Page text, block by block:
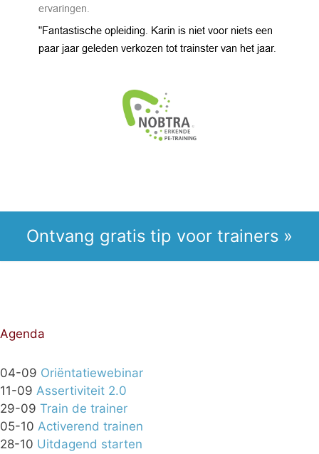
Ontvang gratis tip voor trainers »
Agenda
04-09 Oriëntatiewebinar
11-09 Assertiviteit 2.0
29-09 Train de trainer
05-10 Activerend trainen
28-10 Uitdagend starten